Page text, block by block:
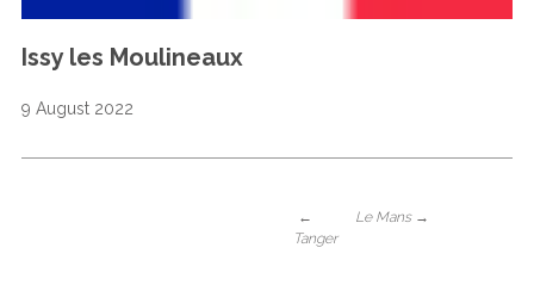
Issy les Moulineaux
9 August 2022
Le Mans →
←
Tanger